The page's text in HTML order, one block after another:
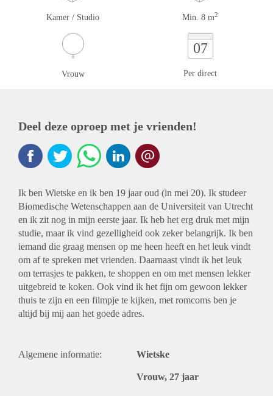
Kamer / Studio Min. 8 m2
Vrouw
07
Per direct
Deel deze oproep met je vrienden!
Ik ben Wietske en ik ben 19 jaar oud (in mei 20). Ik studeer
Biomedische Wetenschappen aan de Universiteit van Utrecht
en ik zit nog in mijn eerste jaar. Ik heb het erg druk met mijn
studie, maar ik vind gezelligheid ook zeker belangrijk. Ik ben
iemand die graag mensen op me heen heeft en het leuk vindt
om af te spreken met vrienden. Daarnaast vindt ik het leuk
om terrasjes te pakken, te shoppen en om met mensen lekker
uitgebreid te koken. Ook vind ik het fijn om gewoon lekker
thuis te zijn en een filmpje te kijken, met romcoms ben je
altijd bij mij aan het goede adres.
Algemene informatie: Wietske
Vrouw, 27 jaar